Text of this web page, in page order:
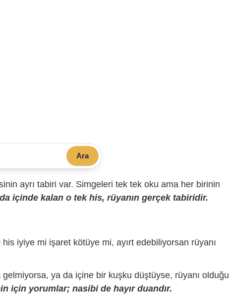
Ara
ayrı tabiri var. Simgeleri tek tek oku ama her birinin
içinde kalan o tek his, rüyanın gerçek tabiridir.
iyiye mi işaret kötüye mi, ayırt edebiliyorsan rüyanı
ya da içine bir kuşku düştüyse, rüyanı olduğu
için yorumlar; nasibi de hayır duandır.